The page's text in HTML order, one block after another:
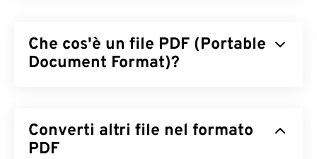
Che cos'è un file PDF (Portable
Document Format)?
dei documenti di testo che delle immagini grafiche,
rendendolo uno dei formati di file più
Converti altri file nel formato
PDF